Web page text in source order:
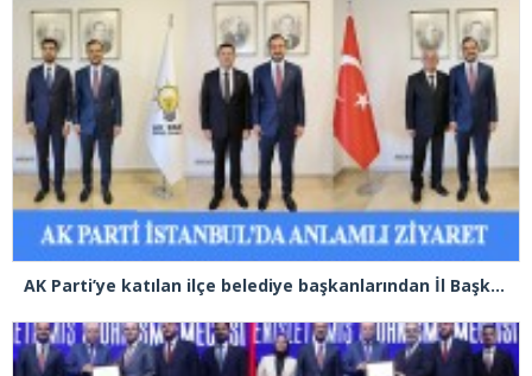
AK Parti’ye katılan ilçe belediye başkanlarından İl Başkanı Özdemir’e ziyaret